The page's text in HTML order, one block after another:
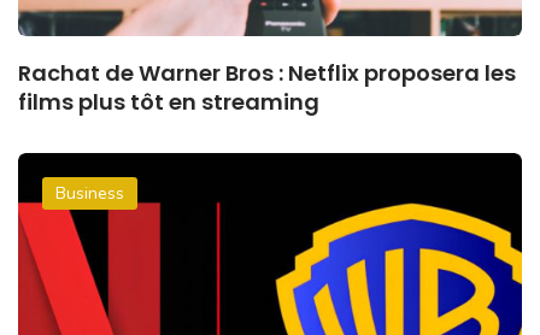
Rachat de Warner Bros : Netflix proposera les
films plus tôt en streaming
Business